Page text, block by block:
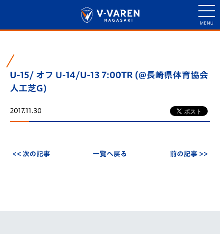
U-15/ オフ U-14/U-13 7:00TR (@長崎県体育協会
人工芝G)
2017.11.30
<< 次の記事 一覧へ戻る 前の記事 >>